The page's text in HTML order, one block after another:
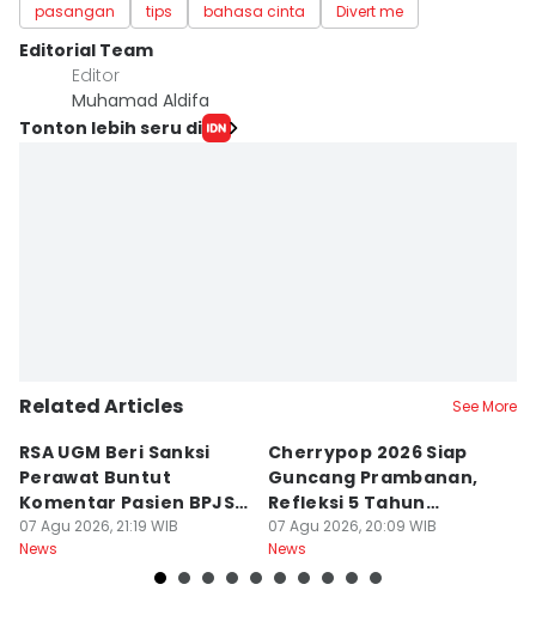
pasangan tips bahasa cinta Divert me
Editorial Team
Editor
Muhamad Aldifa
Tonton lebih seru di
Related Articles See More
RSA UGM Beri Sanksi
Perawat Buntut
Komentar Pasien BPJS
di Medsos
07 Agu 2026, 21:19 WIB
News
Cherrypop 2026 Siap
Guncang Prambanan,
Refleksi 5 Tahun
Perjalanan
07 Agu 2026, 20:09 WIB
News